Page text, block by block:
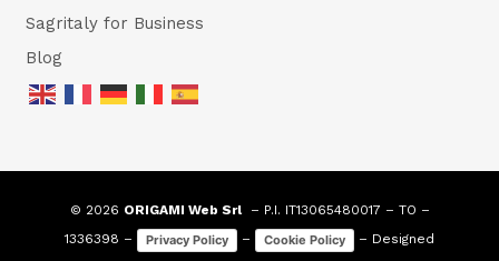
Sagritaly for Business
Blog
© 2026 ORIGAMI Web Srl– P.I. IT13065480017 – TO –
1336398 –
Privacy Policy – Cookie Policy
– Designed